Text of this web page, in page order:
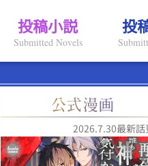
投稿小説
Submitted Novels
投
2026.7.30最新話